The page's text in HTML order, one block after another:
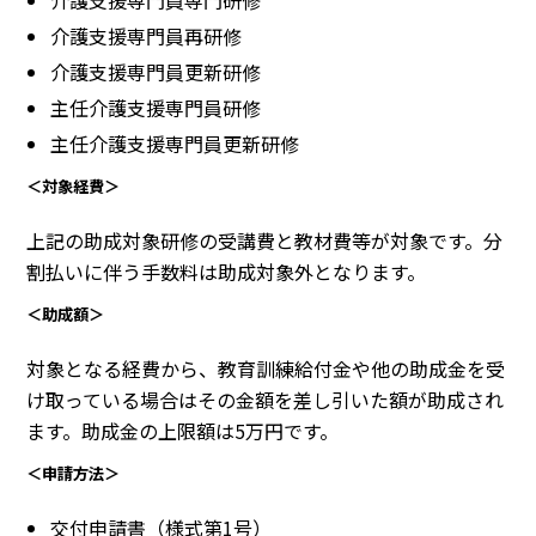
介護支援専門員再研修
介護支援専門員更新研修
主任介護支援専門員研修
主任介護支援専門員更新研修
＜対象経費＞
上記の助成対象研修の受講費と教材費等が対象です。分
割払いに伴う手数料は助成対象外となります。
＜助成額＞
対象となる経費から、教育訓練給付金や他の助成金を受
け取っている場合はその金額を差し引いた額が助成され
ます。助成金の上限額は5万円です。
＜申請方法＞
交付申請書（様式第1号）